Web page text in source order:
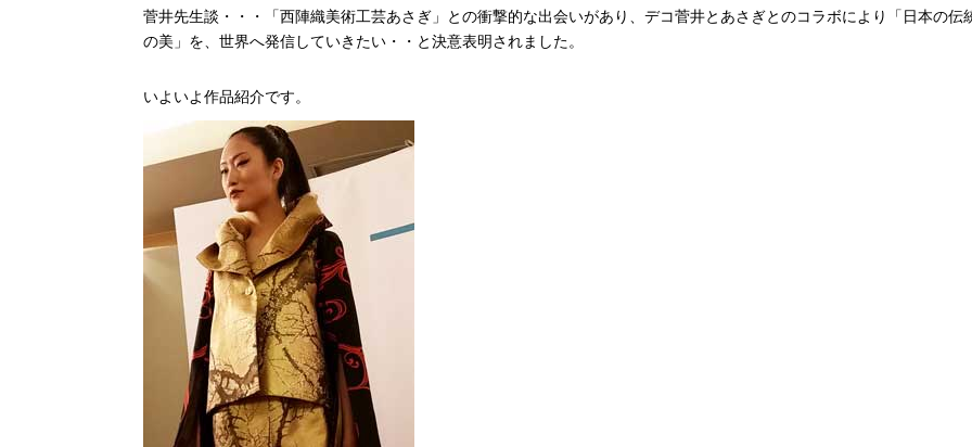
菅井先生談・・・「西陣織美術工芸あさぎ」との衝撃的な出会いがあり、デコ菅井とあさぎとのコラボにより「日本の伝
の美」を、世界へ発信していきたい・・と決意表明されました。
いよいよ作品紹介です。